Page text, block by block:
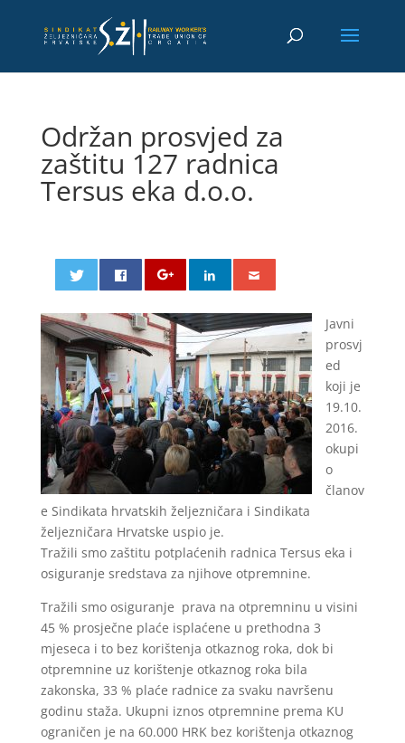
Održan prosvjed za
zaštitu 127 radnica
Tersus eka d.o.o.
Javni
prosvj
ed
koji je
19.10.
2016.
okupi
o
članov
e Sindikata hrvatskih željezničara i Sindikata
željezničara Hrvatske uspio je.
Tražili smo zaštitu potplaćenih radnica Tersus eka i
osiguranje sredstava za njihove otpremnine.
Tražili smo osiguranje prava na otpremninu u visini
45 % prosječne plaće isplaćene u prethodna 3
mjeseca i to bez korištenja otkaznog roka, dok bi
otpremnine uz korištenje otkaznog roka bila
zakonska, 33 % plaće radnice za svaku navršenu
godinu staža. Ukupni iznos otpremnine prema KU
ograničen je na 60.000 HRK bez korištenja otkaznog